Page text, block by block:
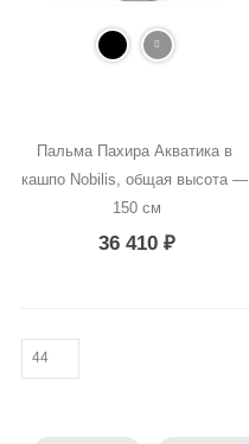
Пальма Пахира Акватика в
кашпо Nobilis, общая высота —
150 см
36 410₽